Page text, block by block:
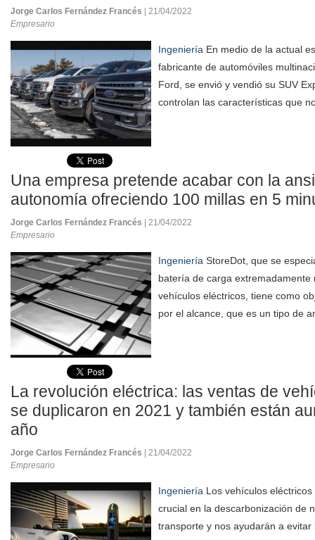
Jorge Carlos Fernández Francés
| 21/04/2022
Empresario
Ingeniería En medio de la actual
fabricante de automóviles
Ford, se envió y vendió su SUV
controlan las características que
Una empresa pretende acabar con la
autonomía ofreciendo 100 millas en 5
Jorge Carlos Fernández Francés
| 21/04/2022
Empresario
Ingeniería StoreDot, que se
batería de carga extremadamente
vehículos eléctricos, tiene como
por el alcance, que es un tipo de
La revolución eléctrica: las ventas de
se duplicaron en 2021 y también están
año
Jorge Carlos Fernández Francés
| 21/04/2022
Empresario
Ingeniería Los vehículos
crucial en la descarbonización de
transporte y nos ayudarán a